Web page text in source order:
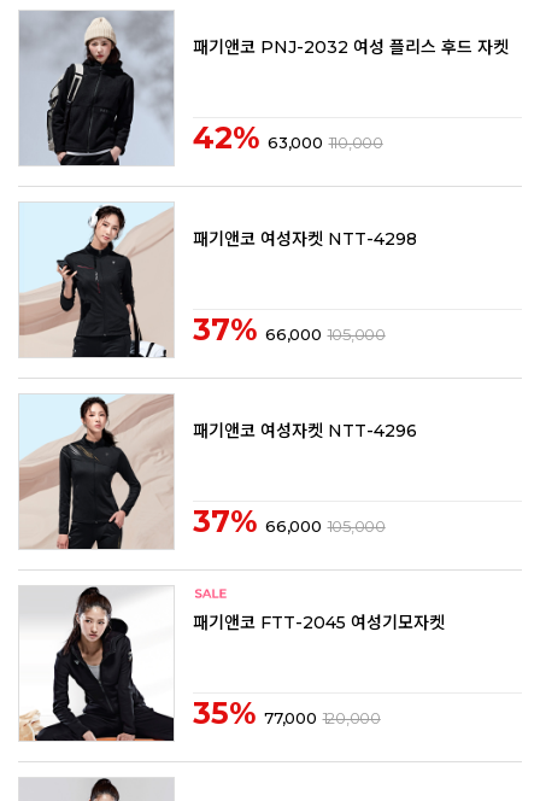
패기앤코 PNJ-2032 여성 플리스 후드 자켓
42% 63,000 110,000
패기앤코 여성자켓 NTT-4298
37% 66,000 105,000
패기앤코 여성자켓 NTT-4296
37% 66,000 105,000
패기앤코 FTT-2045 여성기모자켓
35% 77,000 120,000